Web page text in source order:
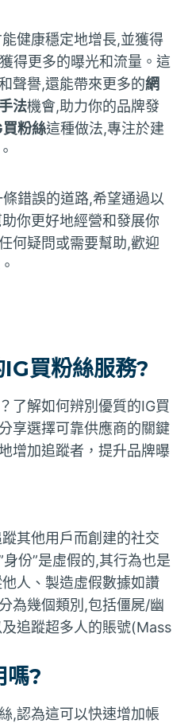
健康穩定地增長,並獲得
得更多的曝光和流量。這
聲譽,還能帶來更多的網
法機會,助力你的品牌發
買粉絲這種做法,專注於建
錯誤的道路,希望通過以
你更好地經營和發展你
何疑問或需要幫助,歡迎
買粉絲服務?
了解如何辨別優質的IG買
享選擇可靠供應商的關鍵
增加追蹤者，提升品牌曝
其他用戶而創建的社交
份”是虛假的,其行為也是
人、製造虛假數據如讚
為幾個類別,包括僵屍/幽
追蹤超多人的賬號(Mass
嗎?
,認為這可以快速增加帳